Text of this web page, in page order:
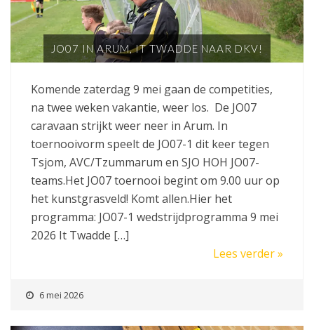
JO07 IN ARUM, IT TWADDE NAAR DKV!
Komende zaterdag 9 mei gaan de competities,
na twee weken vakantie, weer los. De JO07
caravaan strijkt weer neer in Arum. In
toernooivorm speelt de JO07-1 dit keer tegen
Tsjom, AVC/Tzummarum en SJO HOH JO07-
teams.Het JO07 toernooi begint om 9.00 uur op
het kunstgrasveld! Komt allen.Hier het
programma: JO07-1 wedstrijdprogramma 9 mei
2026 It Twadde […]
Lees verder »
6 mei 2026